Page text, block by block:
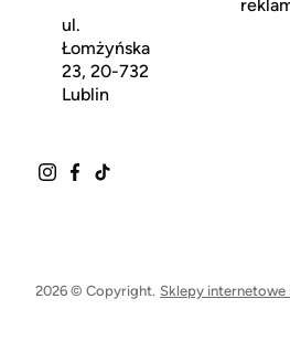
ul.
Łomżyńska
23, 20-732
Lublin
2026 © Copyright. Sklepy internetowe